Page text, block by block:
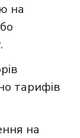
на
тарифів
на